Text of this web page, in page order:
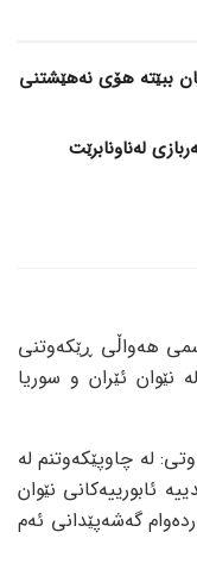
ببێتە هۆی نەهێشتنی
لەناونابرێت
هەواڵی ڕێکەوتنی
نێوان ئێران و سوریا
لە چاوپێکەوتنم لە
ئابورییەکانی نێوان
گەشەپێدانی ئەم